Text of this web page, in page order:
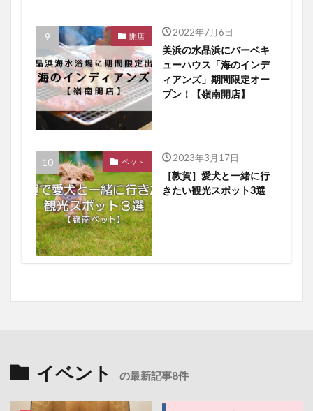
開店 2022年7月6日
美浜の水晶浜にバーベキ
ューハウス「海のインデ
ィアンズ」期間限定オー
プン！【嶺南開店】
ペット 2023年3月17日
［敦賀］愛犬と一緒に行
きたい観光スポット3選
イベント の最新記事8件